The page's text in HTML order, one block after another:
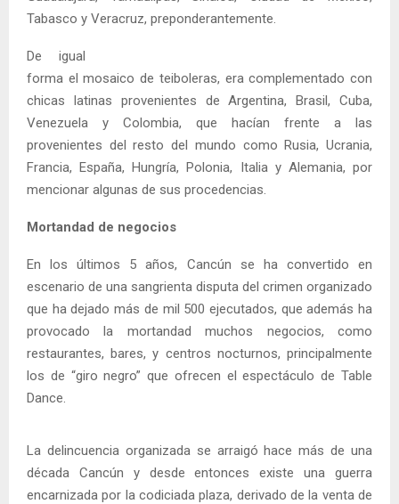
Tabasco y Veracruz, preponderantemente.
De igual
forma el mosaico de teiboleras, era complementado con
chicas latinas provenientes de Argentina, Brasil, Cuba,
Venezuela y Colombia, que hacían frente a las
provenientes del resto del mundo como Rusia, Ucrania,
Francia, España, Hungría, Polonia, Italia y Alemania, por
mencionar algunas de sus procedencias.
Mortandad de negocios
En los últimos 5 años, Cancún se ha convertido en
escenario de una sangrienta disputa del crimen organizado
que ha dejado más de mil 500 ejecutados, que además ha
provocado la mortandad muchos negocios, como
restaurantes, bares, y centros nocturnos, principalmente
los de “giro negro” que ofrecen el espectáculo de Table
Dance.
La delincuencia organizada se arraigó hace más de una
década Cancún y desde entonces existe una guerra
encarnizada por la codiciada plaza, derivado de la venta de